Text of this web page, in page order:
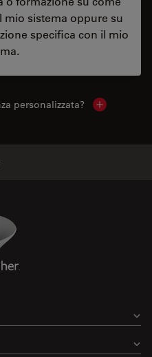
mio sistema oppure su
specifica con il mio
personalizzata? Show local
Logo